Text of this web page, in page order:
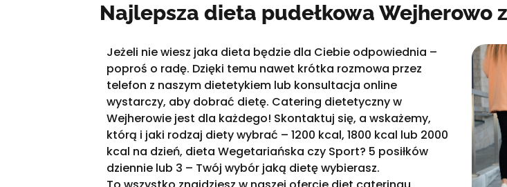
Najlepsza dieta pudełkowa Wejherowo
Jeżeli nie wiesz jaka dieta będzie dla Ciebie odpowiednia –
poproś o radę. Dzięki temu nawet krótka rozmowa przez
telefon z naszym dietetykiem lub konsultacja online
wystarczy, aby dobrać dietę. Catering dietetyczny w
Wejherowie jest dla każdego! Skontaktuj się, a wskażemy,
którą i jaki rodzaj diety wybrać – 1200 kcal, 1800 kcal lub 2000
kcal na dzień, dieta Wegetariańska czy Sport? 5 posiłków
dziennie lub 3 – Twój wybór jaką dietę wybierasz.